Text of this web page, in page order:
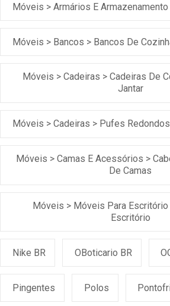
Móveis > Armários E Armazenamento
Móveis > Bancos > Bancos De
Móveis > Cadeiras > Cadeiras De
Jantar
Móveis > Cadeiras > Pufes Redondos
Móveis > Camas E Acessórios >
De Camas
Móveis > Móveis Para Escritório
Escritório
Nike BR OBoticario BR
Pingentes Polos